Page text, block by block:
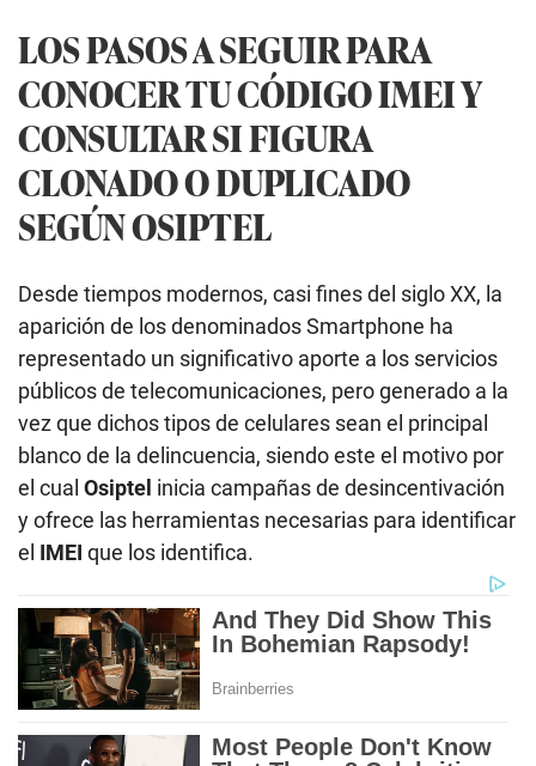
LOS PASOS A SEGUIR PARA
CONOCER TU CÓDIGO IMEI Y
CONSULTAR SI FIGURA
CLONADO O DUPLICADO
SEGÚN OSIPTEL
Desde tiempos modernos, casi fines del siglo XX, la
aparición de los denominados Smartphone ha
representado un significativo aporte a los servicios
públicos de telecomunicaciones, pero generado a la
vez que dichos tipos de celulares sean el principal
blanco de la delincuencia, siendo este el motivo por
el cual Osiptel inicia campañas de desincentivación
y ofrece las herramientas necesarias para identificar
el IMEI que los identifica.